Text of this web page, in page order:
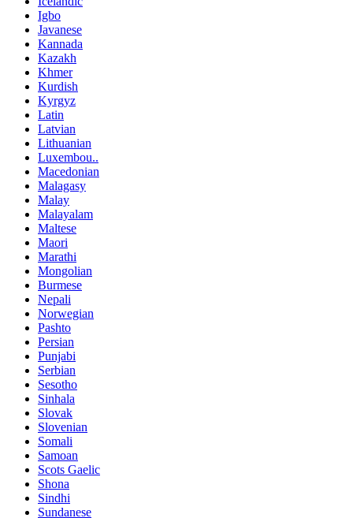
Igbo
Javanese
Kannada
Kazakh
Khmer
Kurdish
Kyrgyz
Latin
Latvian
Lithuanian
Luxembou..
Macedonian
Malagasy
Malay
Malayalam
Maltese
Maori
Marathi
Mongolian
Burmese
Nepali
Norwegian
Pashto
Persian
Punjabi
Serbian
Sesotho
Sinhala
Slovak
Slovenian
Somali
Samoan
Scots Gaelic
Shona
Sindhi
Sundanese